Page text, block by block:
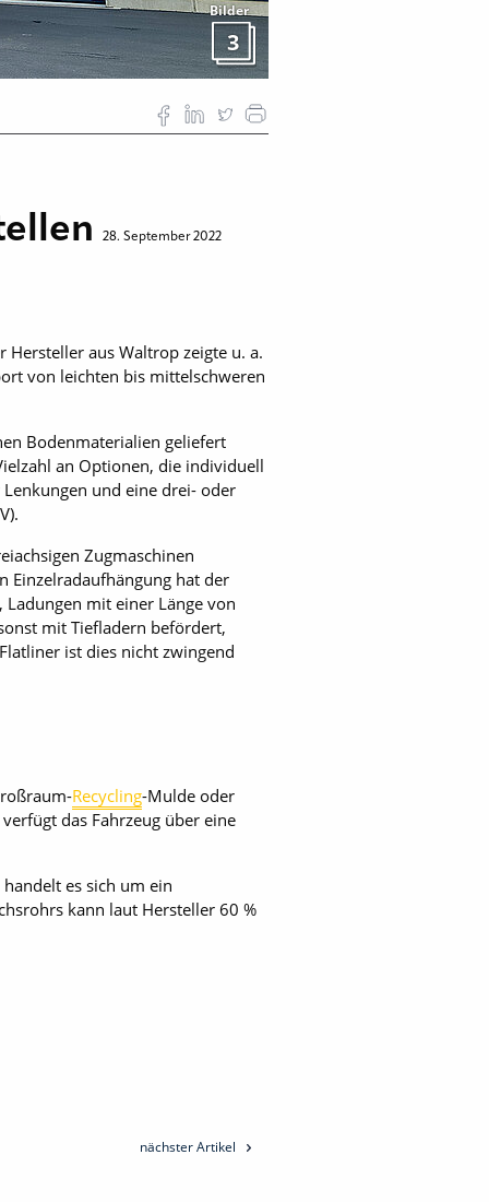
Bilder
3
28. September 2022
aus Waltrop zeigte u. a.
von leichten bis mittelschweren
Bodenmaterialien geliefert
an Optionen, die individuell
und eine drei- oder
Zugmaschinen
Einzelradaufhängung hat der
mit einer Länge von
mit Tiefladern befördert,
ist dies nicht zwingend
Recycling-Mulde oder
das Fahrzeug über eine
es sich um ein
kann laut Hersteller 60 %
nächster Artikel